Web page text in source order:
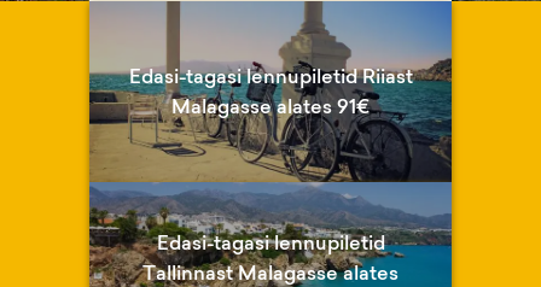
Edasi-tagasi lennupiletid Riiast
Malagasse alates 91€
Edasi-tagasi lennupiletid
Tallinnast Malagasse alates